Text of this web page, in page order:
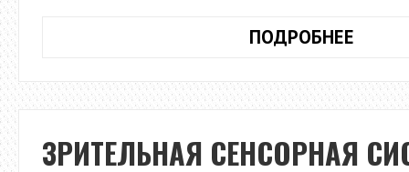
ПОДРОБНЕЕ
ЗРИТЕЛЬНАЯ СЕНСОРНАЯ